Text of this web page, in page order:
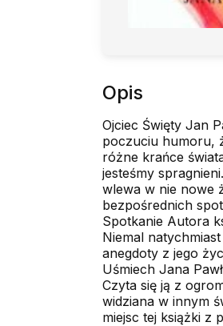
Opis
Ojciec Święty Jan
poczuciu humoru,
różne krańce
jesteśmy
wlewa w nie nowe
bezpośrednich
Spotkanie Autora
Niemal
anegdoty z jego
Uśmiech Jana
Czyta się ją z
widziana w innym
miejsc tej książki z